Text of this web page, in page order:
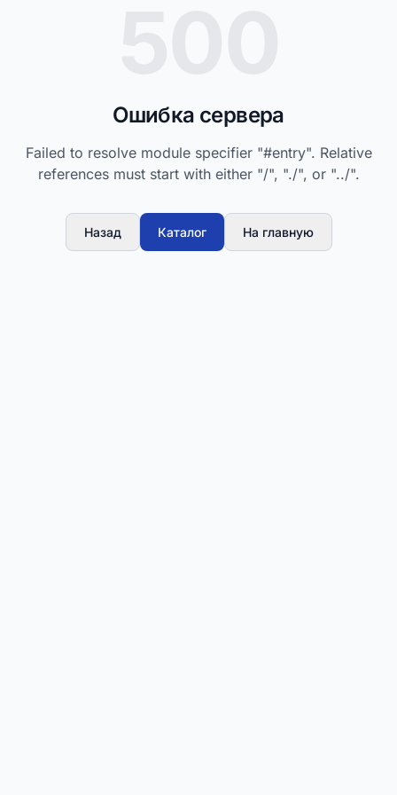
Ошибка сервера
Failed to resolve module specifier "#entry". Relative
references must start with either "/", "./", or "../".
Назад Каталог На главную